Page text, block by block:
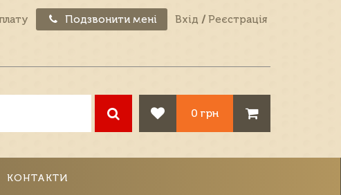
Подзвонити мені Вхід / Реєстрація
0 грн
КОНТАКТИ